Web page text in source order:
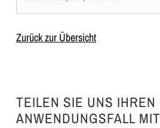
Zurück zur Übersicht
TEILEN SIE UNS IHREN
ANWENDUNGSFALL MIT